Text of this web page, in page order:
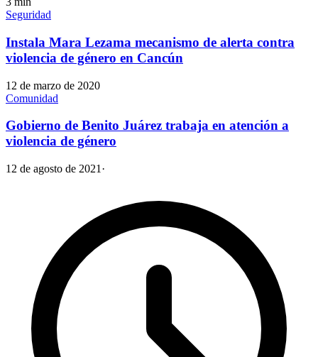
Seguridad
Instala Mara Lezama mecanismo de alerta contra
violencia de género en Cancún
12 de marzo de 2020
Comunidad
Gobierno de Benito Juárez trabaja en atención a
violencia de género
12 de agosto de 2021 ·